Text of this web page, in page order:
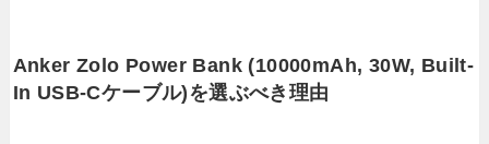
Anker Zolo Power Bank (10000mAh, 30W, Built-
In USB-Cケーブル)を選ぶべき理由